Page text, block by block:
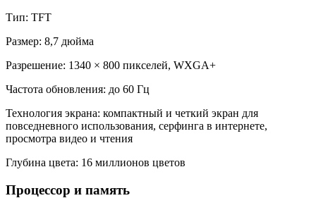
Тип: TFT
Размер: 8,7 дюйма
Разрешение: 1340 × 800 пикселей, WXGA+
Частота обновления: до 60 Гц
Технология экрана: компактный и четкий экран для
повседневного использования, серфинга в интернете,
просмотра видео и чтения
Глубина цвета: 16 миллионов цветов
Процессор и память